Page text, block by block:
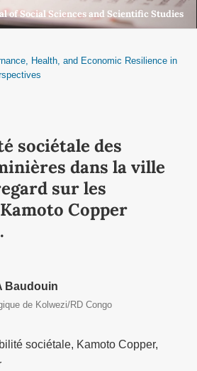
of Social Sciences and Scientific Studies
Health, and Economic Resilience in
sociétale des
dans la ville
sur les
Copper
Baudouin
de Kolwezi/RD Congo
sociétale, Kamoto Copper,